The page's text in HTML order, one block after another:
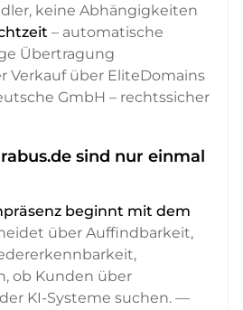
keine Abhängigkeiten
– automatische
Übertragung
Verkauf über EliteDomains
GmbH – rechtssicher
sind nur einmal
beginnt mit dem
über Auffindbarkeit,
ob Kunden über
KI-Systeme suchen. —